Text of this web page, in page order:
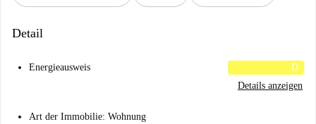
Detail
Energieausweis
D
Details anzeigen
Art der Immobilie: Wohnung